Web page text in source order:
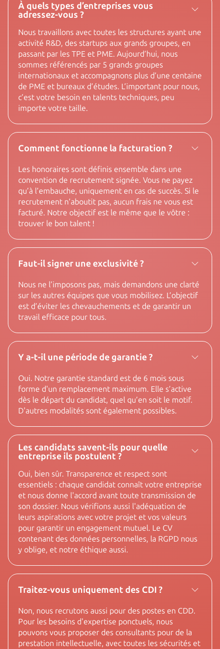
À quels types d’entreprises vous
adressez-vous ?
Nous travaillons avec toutes les structures ayant une
activité R&D, des startups aux grands groupes, en
passant par les TPE et PME. Aujourd’hui, nous
sommes référencés par 5 grands groupes
internationaux et accompagnons plus d’une centaine
de PME et bureaux d’études. L’important pour nous,
c’est votre besoin en talents techniques, peu
importe votre taille.
Comment fonctionne la facturation ?
Les honoraires sont définis ensemble dans une
convention de recrutement signée. Vous ne payez
qu’à l’embauche, uniquement en cas de succès. Si le
recrutement n’aboutit pas, aucun frais ne vous est
facturé. Notre objectif est le même que le vôtre :
trouver le bon talent !
Faut-il signer une exclusivité ?
Nous ne l’imposons pas, mais demandons une clarté
sur les autres équipes que vous mobilisez. L’objectif
est d’éviter les chevauchements et de garantir un
travail efficace pour tous.
Y a-t-il une période de garantie ?
Oui. Notre garantie standard est de 6 mois sous
forme d'un remplacement maximum. Elle s’active
dès le départ du candidat, quel qu’en soit le motif.
D'autres modalités sont également possibles.
Les candidats savent-ils pour quelle
entreprise ils postulent ?
Oui, bien sûr. Transparence et respect sont
essentiels : chaque candidat connaît votre entreprise
et nous donne l'accord avant toute transmission de
son dossier. Nous vérifions aussi l'adéquation de
leurs aspirations avec votre projet et vos valeurs
pour garantir un engagement mutuel. Le CV
contenant des données personnelles, la RGPD nous
y oblige, et notre éthique aussi.
Traitez-vous uniquement des CDI ?
Non, nous recrutons aussi pour des postes en CDD.
Pour les besoins d'expertise ponctuels, nous
pouvons vous proposer des consultants pour de la
prestation intellectuelle, avec toutes les sécurités et